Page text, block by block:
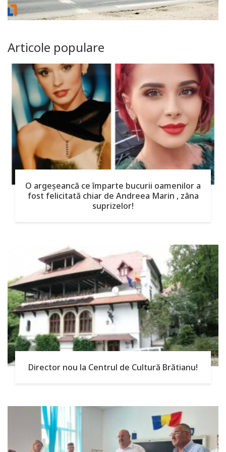
Articole populare
O argeşeancă ce împarte bucurii oamenilor a
fost felicitată chiar de Andreea Marin , zâna
suprizelor!
Director nou la Centrul de Cultură Brătianu!